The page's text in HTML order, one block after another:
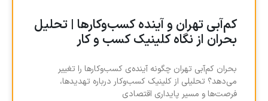
کم‌آبی تهران و آینده کسب‌وکارها | تحلیل
بحران از نگاه کلینیک کسب و کار
بحران کم‌آبی تهران چگونه آینده‌ی کسب‌وکارها را تغییر
می‌دهد؟ تحلیلی از کلینیک کسب‌وکار درباره تهدیدها،
فرصت‌ها و مسیر پایداری اقتصادی